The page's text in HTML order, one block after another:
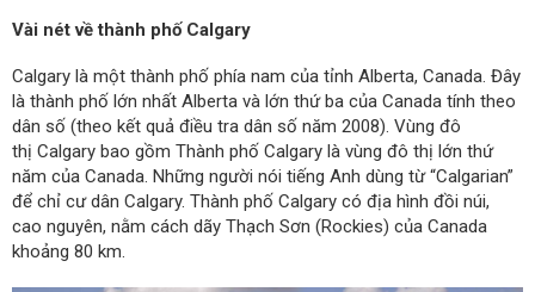
Vài nét về thành phố Calgary
Calgary là một thành phố phía nam của tỉnh Alberta, Canada. Đây
là thành phố lớn nhất Alberta và lớn thứ ba của Canada tính theo
dân số (theo kết quả điều tra dân số năm 2008). Vùng đô
thị Calgary bao gồm Thành phố Calgary là vùng đô thị lớn thứ
năm của Canada. Những người nói tiếng Anh dùng từ “Calgarian”
để chỉ cư dân Calgary. Thành phố Calgary có địa hình đồi núi,
cao nguyên, nằm cách dãy Thạch Sơn (Rockies) của Canada
khoảng 80 km.